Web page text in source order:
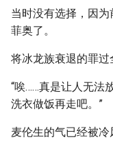
当时没有选择，因
菲奥了。
将冰龙族衰退的罪过
“唉……真是让人无法
洗衣做饭再走吧。”
麦伦生的气已经被冷